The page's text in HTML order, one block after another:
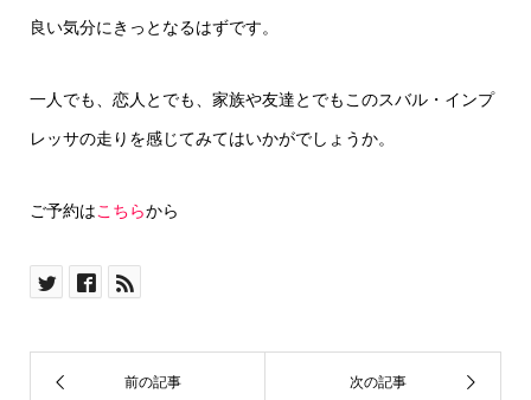
良い気分にきっとなるはずです。
一人でも、恋人とでも、家族や友達とでもこのスバル・インプ
レッサの走りを感じてみてはいかがでしょうか。
ご予約はこちらから